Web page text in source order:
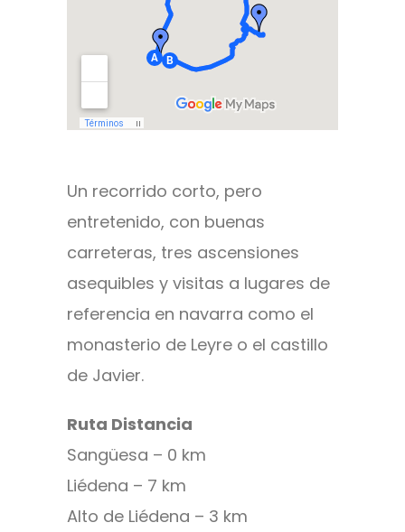
Un recorrido corto, pero
entretenido, con buenas
carreteras, tres ascensiones
asequibles y visitas a lugares de
referencia en navarra como el
monasterio de Leyre o el castillo
de Javier.
Ruta Distancia
Sangüesa – 0 km
Liédena – 7 km
Alto de Liédena – 3 km